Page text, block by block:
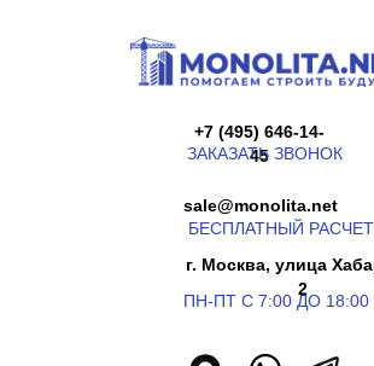
г. Москва, улица Хабарова,
ПН-ПТ С 7:00 ДО 18:00
45
ЗАКАЗАТЬ ЗВОНОК
БЕСПЛАТНЫЙ РАСЧЕТ